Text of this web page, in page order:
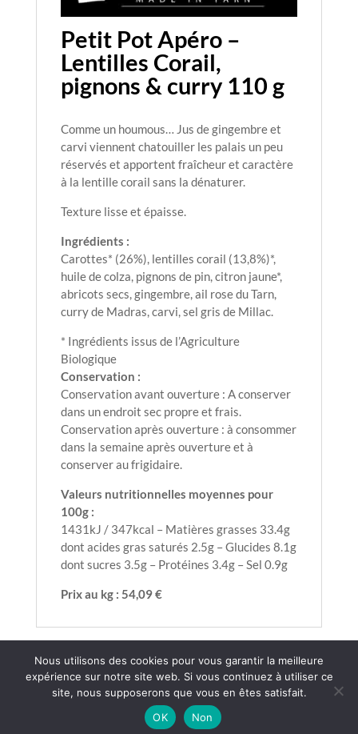
Petit Pot Apéro –
Lentilles Corail,
pignons & curry 110 g
Comme un houmous… Jus de gingembre et
carvi viennent chatouiller les palais un peu
réservés et apportent fraîcheur et caractère
à la lentille corail sans la dénaturer.
Texture lisse et épaisse.
Ingrédients :
Carottes* (26%), lentilles corail (13,8%)*,
huile de colza, pignons de pin, citron jaune*,
abricots secs, gingembre, ail rose du Tarn,
curry de Madras, carvi, sel gris de Millac.
* Ingrédients issus de l’Agriculture
Biologique
Conservation :
Conservation avant ouverture : A conserver
dans un endroit sec propre et frais.
Conservation après ouverture : à consommer
dans la semaine après ouverture et à
conserver au frigidaire.
Valeurs nutritionnelles moyennes pour
100g :
1431kJ / 347kcal – Matières grasses 33.4g
dont acides gras saturés 2.5g – Glucides 8.1g
dont sucres 3.5g – Protéines 3.4g – Sel 0.9g
Prix au kg : 54,09 €
CGV Mentions légales
Contact
LIVRAISON OFFERTE dès 85€ d’achats
Nous utilisons des cookies pour vous garantir la meilleure
expérience sur notre site web. Si vous continuez à utiliser ce
site, nous supposerons que vous en êtes satisfait.
OK
Non